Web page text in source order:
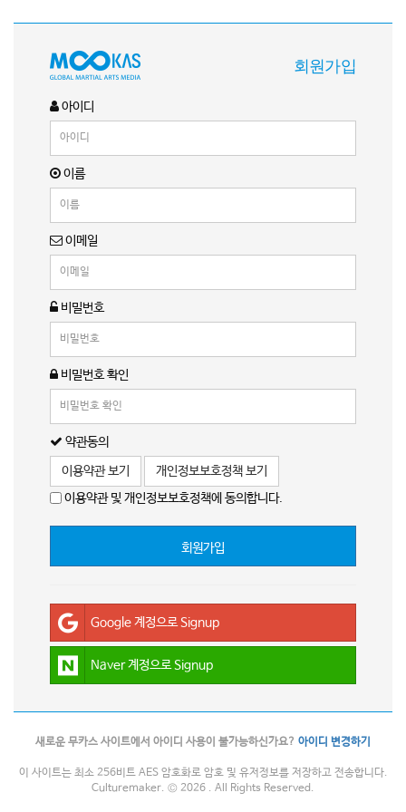
회원가입
아이디
이름
이메일
비밀번호
비밀번호 확인
약관동의
이용약관 보기
개인정보보호정책 보기
이용약관 및 개인정보보호정책에 동의합니다.
회원가입
Google 계정으로 Signup
Naver 계정으로 Signup
새로운 무카스 사이트에서 아이디 사용이 불가능하신가요? 아이디 변경하기
이 사이트는 최소 256비트 AES 암호화로 암호 및 유저정보를 저장하고 전송합니다.
Culturemaker. © 2026 . All Rights Reserved.